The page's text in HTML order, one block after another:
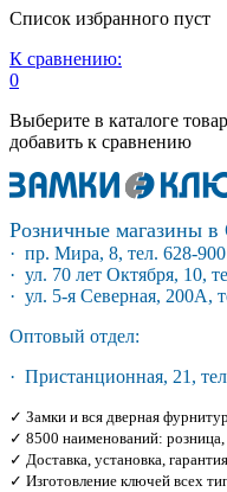
Список избранного пуст
К сравнению:
0
Выберите в каталоге
добавить к сравнению
Розничные магазины в
· пр. Мира, 8, тел. 628-900
· ул. 70 лет Октября, 10,
· ул. 5-я Северная, 200А,
Оптовый отдел:
· Пристанционная, 21,
✓ Замки и вся дверная
✓ 8500 наименований: розница,
✓ Доставка, установка, гарантия
✓ Изготовление ключей всех